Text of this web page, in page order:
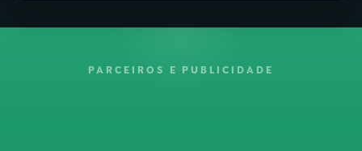
PARCEIROS E PUBLICIDADE